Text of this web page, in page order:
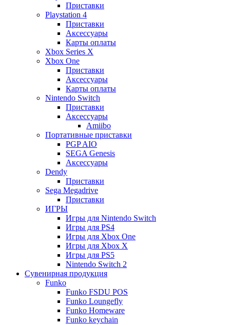
Приставки
Playstation 4
Приставки
Аксессуары
Карты оплаты
Xbox Series X
Xbox One
Приставки
Аксессуары
Карты оплаты
Nintendo Switch
Приставки
Аксессуары
Amiibo
Портативные приставки
PGP AIO
SEGA Genesis
Аксессуары
Dendy
Приставки
Sega Megadrive
Приставки
ИГРЫ
Игры для Nintendo Switch
Игры для PS4
Игры для Xbox One
Игры для Xbox X
Игры для PS5
Nintendo Switch 2
Сувенирная продукция
Funko
Funko FSDU POS
Funko Loungefly
Funko Homeware
Funko keychain